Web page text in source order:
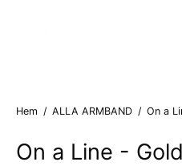
Hem / ALLA ARMBAND / On a
On a Line - Gold